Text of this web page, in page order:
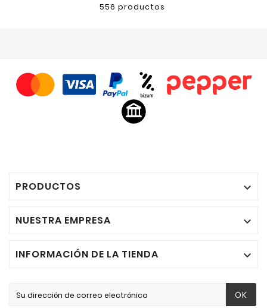
556 productos
PRODUCTOS 
NUESTRA EMPRESA 
INFORMACIÓN DE LA TIENDA 
OK